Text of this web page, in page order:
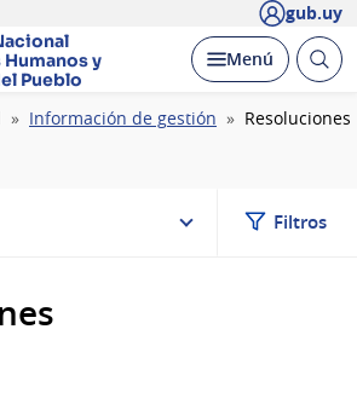
gub.uy
y
Pueblo
Desplegar
Menú Abrir
Información de gestión Resoluciones
Filtros